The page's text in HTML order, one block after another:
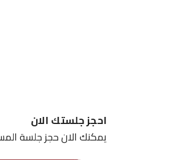
احجز جلستك الان
يمكنك الان حجز جلسة